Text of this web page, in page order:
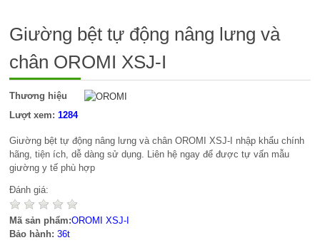
Giường bệt tự động nâng lưng và
chân OROMI XSJ-I
Thương hiệu
Lượt xem:1284
Giường bệt tự động nâng lưng và chân OROMI XSJ-I nhập khẩu chính
hãng, tiện ích, dễ dàng sử dụng. Liên hệ ngay để được tự vấn mẫu
giường y tế phù hợp
Đánh giá:
Mã sản phẩm:OROMI XSJ-I
Bảo hành:36t